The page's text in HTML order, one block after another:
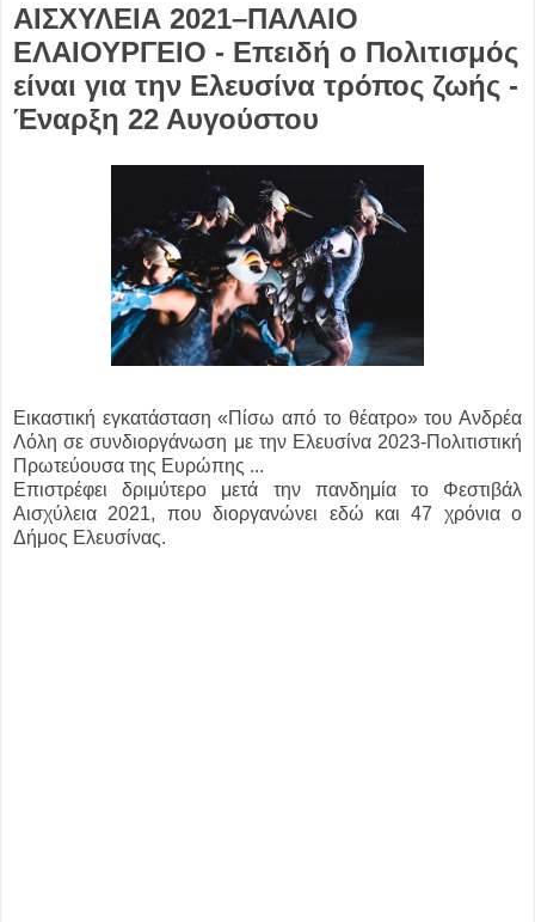
ΑΙΣΧΥΛΕΙΑ 2021–ΠΑΛΑΙΟ
ΕΛΑΙΟΥΡΓΕΙΟ - Επειδή ο Πολιτισμός
είναι για την Ελευσίνα τρόπος ζωής -
Έναρξη 22 Αυγούστου
Εικαστική εγκατάσταση «Πίσω από το θέατρο»του Ανδρέα
Λόλη σε συνδιοργάνωση με την Ελευσίνα 2023-Πολιτιστική
Πρωτεύουσα της Ευρώπης ...
Επιστρέφει δριμύτερο μετά την πανδημία το Φεστιβάλ
Αισχύλεια 2021, που διοργανώνει εδώ και 47 χρόνια ο
Δήμος Ελευσίνας.